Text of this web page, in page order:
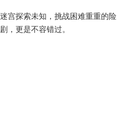
宫探索未知，挑战困难重重的险
，更是不容错过。